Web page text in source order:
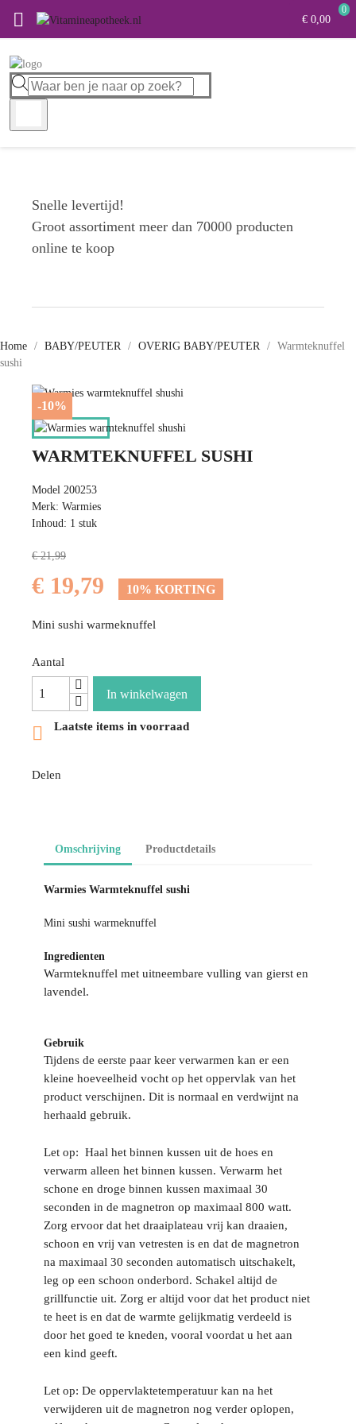
 € 0,00
0
Snelle levertijd!
Groot assortiment meer dan 70000 producten
online te koop
Home BABY/PEUTER OVERIG BABY/PEUTER
Warmteknuffel
sushi
-10%
WARMTEKNUFFEL SUSHI
Model 200253
Merk: Warmies
Inhoud: 1 stuk
€ 21,99
€ 19,79 10% KORTING
Mini sushi warmeknuffel
Aantal
In winkelwagen
 Laatste items in voorraad
Delen
Omschrijving Productdetails
Warmies Warmteknuffel sushi
Mini sushi warmeknuffel
Ingredienten
Warmteknuffel met uitneembare vulling van gierst en
lavendel.
Gebruik
Tijdens de eerste paar keer verwarmen kan er een
kleine hoeveelheid vocht op het oppervlak van het
product verschijnen. Dit is normaal en verdwijnt na
herhaald gebruik.
Let op: Haal het binnen kussen uit de hoes en
verwarm alleen het binnen kussen. Verwarm het
schone en droge binnen kussen maximaal 30
seconden in de magnetron op maximaal 800 watt.
Zorg ervoor dat het draaiplateau vrij kan draaien,
schoon en vrij van vetresten is en dat de magnetron
na maximaal 30 seconden automatisch uitschakelt,
leg op een schoon onderbord. Schakel altijd de
grillfunctie uit. Zorg er altijd voor dat het product niet
te heet is en dat de warmte gelijkmatig verdeeld is
door het goed te kneden, vooral voordat u het aan
een kind geeft.
Let op: De oppervlaktetemperatuur kan na het
verwijderen uit de magnetron nog verder oplopen,